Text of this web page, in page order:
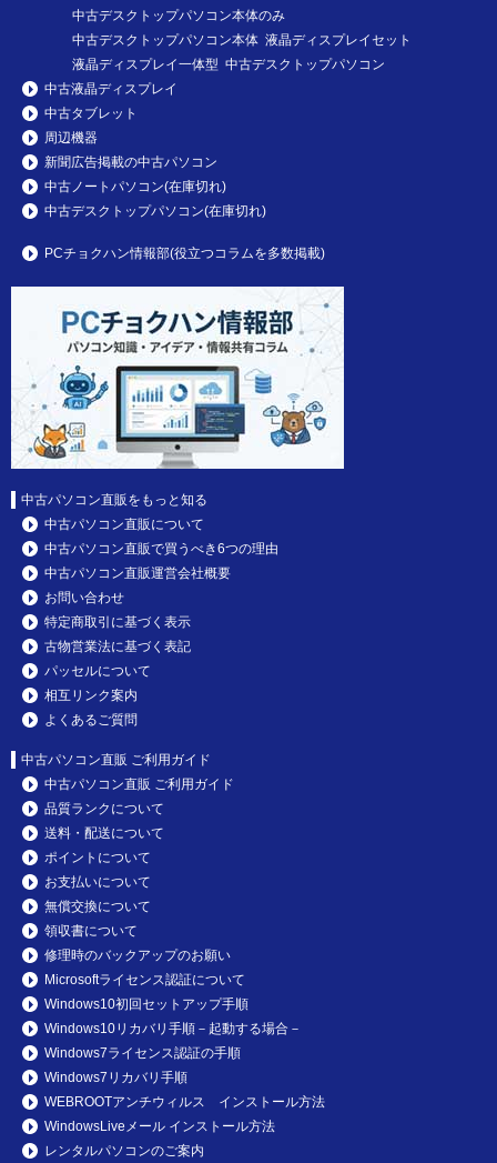
中古デスクトップパソコン本体のみ
中古デスクトップパソコン本体 液晶ディスプレイセット
液晶ディスプレイ一体型 中古デスクトップパソコン
中古液晶ディスプレイ
中古タブレット
周辺機器
新聞広告掲載の中古パソコン
中古ノートパソコン(在庫切れ)
中古デスクトップパソコン(在庫切れ)
PCチョクハン情報部(役立つコラムを多数掲載)
中古パソコン直販をもっと知る
中古パソコン直販について
中古パソコン直販で買うべき6つの理由
中古パソコン直販運営会社概要
お問い合わせ
特定商取引に基づく表示
古物営業法に基づく表記
パッセルについて
相互リンク案内
よくあるご質問
中古パソコン直販 ご利用ガイド
中古パソコン直販 ご利用ガイド
品質ランクについて
送料・配送について
ポイントについて
お支払いについて
無償交換について
領収書について
修理時のバックアップのお願い
Microsoftライセンス認証について
Windows10初回セットアップ手順
Windows10リカバリ手順－起動する場合－
Windows7ライセンス認証の手順
Windows7リカバリ手順
WEBROOTアンチウィルス インストール方法
WindowsLiveメール インストール方法
レンタルパソコンのご案内